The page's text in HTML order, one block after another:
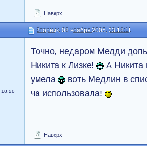
Наверх
Вторник, 08 ноября 2005, 23:18:11
18:28
Точно, недаром Медди
Никита к Лизке!
А Никита
умела
воть Медлин в
ча использовала!
Наверх